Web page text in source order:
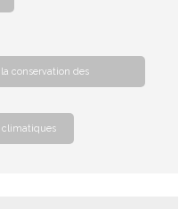
conservation des
climatiques